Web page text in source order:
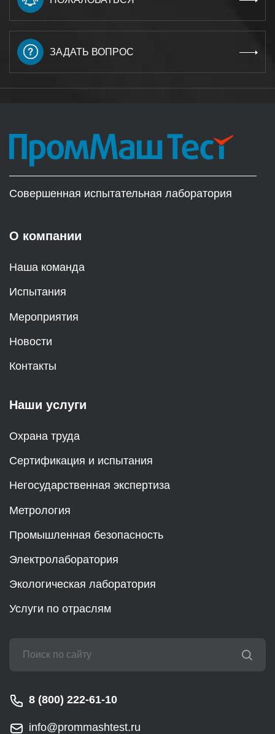
ЗАДАТЬ ВОПРОС
Совершенная испытательная лаборатория
О компании
Наша команда
Испытания
Мероприятия
Новости
Контакты
Наши услуги
Охрана труда
Сертификация и испытания
Негосударственная экспертиза
Метрология
Промышленная безопасность
Электролаборатория
Экологическая лаборатория
Услуги по отраслям
8 (800) 222-61-10
info@prommashtest.ru